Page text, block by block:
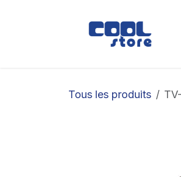
Tous les produits